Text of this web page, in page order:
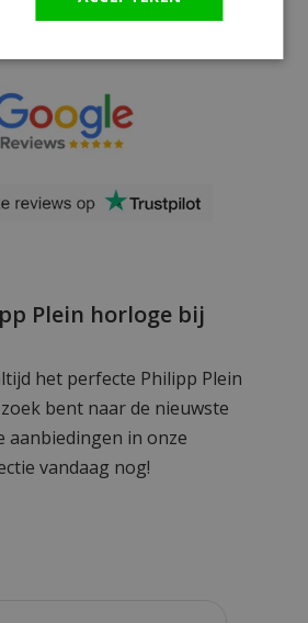
Plein horloge bij
het perfecte Philipp Plein
bent naar de nieuwste
aanbiedingen in onze
vandaag nog!